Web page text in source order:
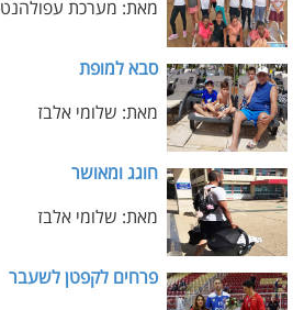
מאת: מערכת עפולהנט
סבא למופת
מאת: שלומי אלבז
חוגג ומאושר
מאת: שלומי אלבז
פרחים לקפטן לשעבר